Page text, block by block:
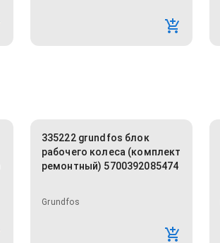
335222 grundfos блок
рабочего колеса (комплект
ремонтный) 5700392085474
Grundfos